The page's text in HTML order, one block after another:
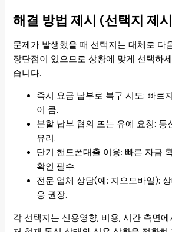
해결 방법 제시 (선택지 제
문제가 발생했을 때 선택지는 대체로 다
장단점이 있으므로 상황에 맞게 선택하
습니다.
즉시 요금 납부로 복구 시도: 빠르
이 큼.
분할 납부 협의 또는 유예 요청: 통
유리.
단기 핸드폰대출 이용: 빠른 자금
확인 필수.
전문 업체 상담(예: 지오모바일):
응 권장.
각 선택지는 신용영향, 비용, 시간 측면